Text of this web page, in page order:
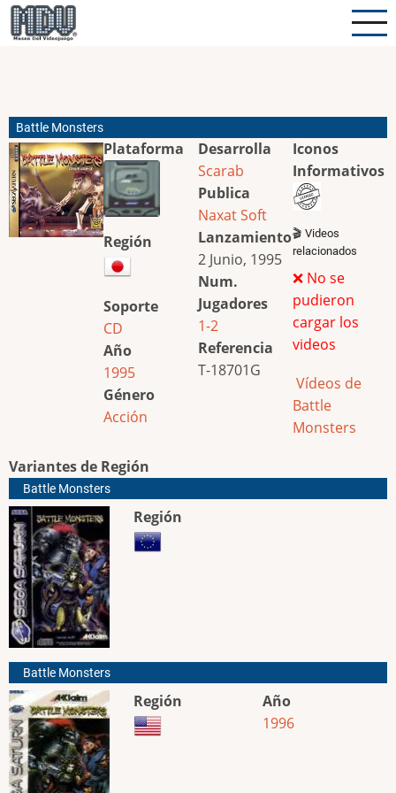
Pasar
al
Battle Monsters
Plataforma
Región
Soporte
CD
Año
1995
Género
Acción
Desarrolla
Scarab
Publica
Naxat Soft
Lanzamiento
2 Junio, 1995
Num.
Jugadores
1-2
Referencia
T-18701G
Iconos
Informativos
🎬 Videos
relacionados
❌ No se
pudieron
cargar los
videos
Vídeos de
Battle
Monsters
Variantes de Región
Battle Monsters
Región
Battle Monsters
Región
Año
1996